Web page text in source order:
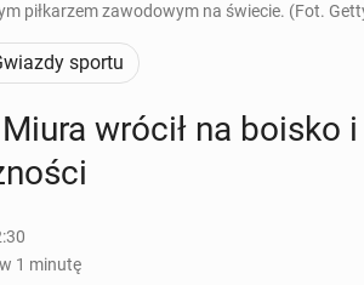
piłkarzem zawodowym na świecie. (Fot.
sportu
wrócił na boisko
1 minutę